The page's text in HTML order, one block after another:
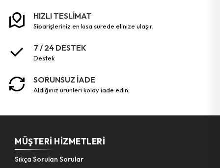
HIZLI TESLİMAT
siparişleriniz en kısa sürede elinize ulaşır.
7 / 24 DESTEK
destek
SORUNSUZ İADE
aldığınız ürünleri kolay iade edin.
MÜŞTERI HIZMETLERI
Sıkça Sorulan Sorular